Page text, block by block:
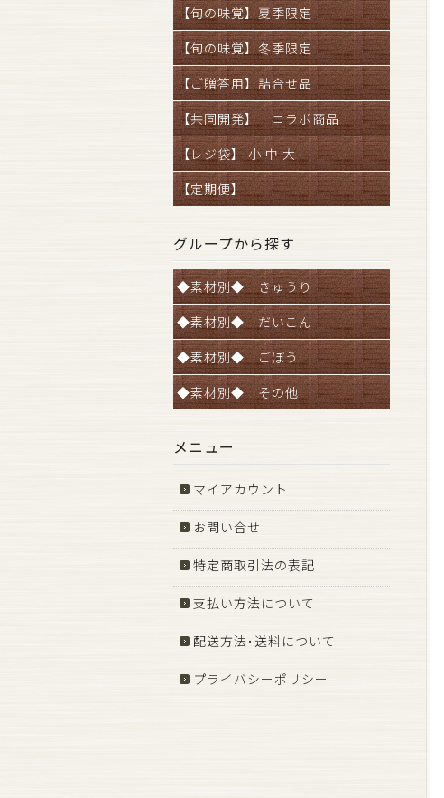
【旬の味覚】夏季限定
【旬の味覚】冬季限定
【ご贈答用】詰合せ品
【共同開発】 コラボ商品
【レジ袋】 小 中 大
【定期便】
グループから探す
◆素材別◆ きゅうり
◆素材別◆ だいこん
◆素材別◆ ごぼう
◆素材別◆ その他
メニュー
マイアカウント
お問い合せ
特定商取引法の表記
支払い方法について
配送方法･送料について
プライバシーポリシー